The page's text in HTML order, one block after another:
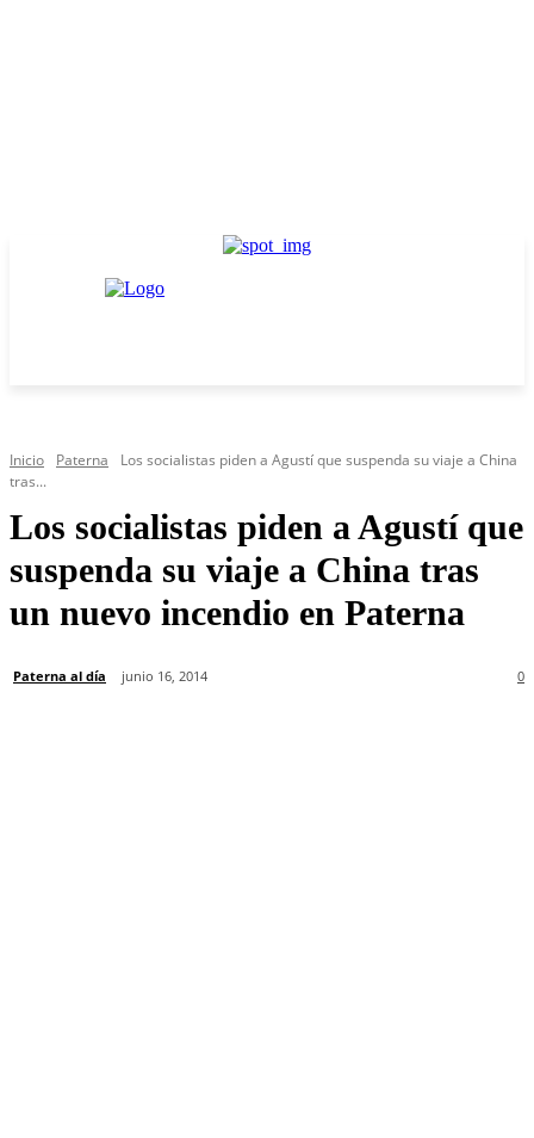
Inicio Paterna
Los socialistas piden a Agustí que suspenda su viaje a China
tras...
Los socialistas piden a Agustí que
suspenda su viaje a China tras
un nuevo incendio en Paterna
Paterna al día junio 16, 2014 0